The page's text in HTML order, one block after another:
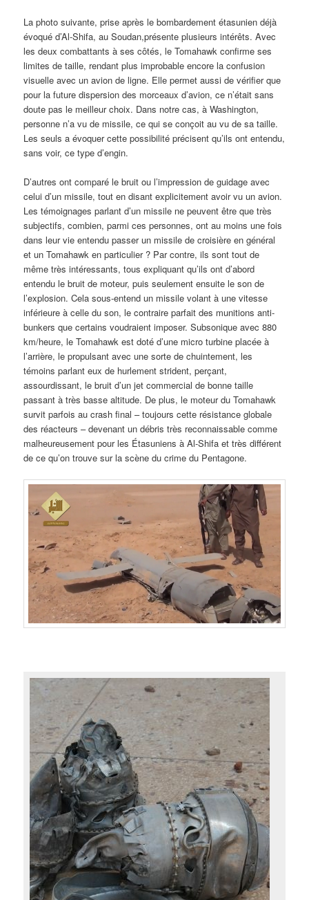
La photo suivante, prise après le bombardement étasunien déjà
évoqué d’Al-Shifa, au Soudan,présente plusieurs intérêts. Avec
les deux combattants à ses côtés, le Tomahawk confirme ses
limites de taille, rendant plus improbable encore la confusion
visuelle avec un avion de ligne. Elle permet aussi de vérifier que
pour la future dispersion des morceaux d’avion, ce n’était sans
doute pas le meilleur choix. Dans notre cas, à Washington,
personne n’a vu de missile, ce qui se conçoit au vu de sa taille.
Les seuls a évoquer cette possibilité précisent qu’ils ont entendu,
sans voir, ce type d’engin.
D’autres ont comparé le bruit ou l’impression de guidage avec
celui d’un missile, tout en disant explicitement avoir vu un avion.
Les témoignages parlant d’un missile ne peuvent être que très
subjectifs, combien, parmi ces personnes, ont au moins une fois
dans leur vie entendu passer un missile de croisière en général
et un Tomahawk en particulier ? Par contre, ils sont tout de
même très intéressants, tous expliquant qu’ils ont d’abord
entendu le bruit de moteur, puis seulement ensuite le son de
l’explosion. Cela sous-entend un missile volant à une vitesse
inférieure à celle du son, le contraire parfait des munitions anti-
bunkers que certains voudraient imposer. Subsonique avec 880
km/heure, le Tomahawk est doté d’une micro turbine placée à
l’arrière, le propulsant avec une sorte de chuintement, les
témoins parlant eux de hurlement strident, perçant,
assourdissant, le bruit d’un jet commercial de bonne taille
passant à très basse altitude. De plus, le moteur du Tomahawk
survit parfois au crash final – toujours cette résistance globale
des réacteurs – devenant un débris très reconnaissable comme
malheureusement pour les Étasuniens à Al-Shifa et très différent
de ce qu’on trouve sur la scène du crime du Pentagone.